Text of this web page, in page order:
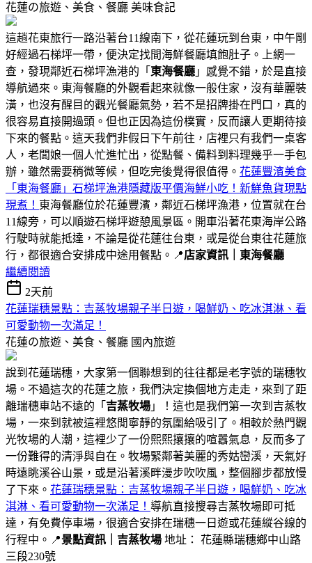
花蓮の旅遊、美食、餐廳 美味食記
這趟花東旅行一路沿著台11線南下，從花蓮玩到台東，中午剛
好經過石梯坪一帶，便決定找間海鮮餐廳填飽肚子。上網一
查，發現鄰近石梯坪漁港的「 東海餐廳 」感覺不錯，於是直接
導航過來。東海餐廳的外觀看起來就像一般住家，沒有華麗裝
潢，也沒有醒目的觀光餐廳氣勢，若不是招牌掛在門口，真的
很容易直接開過頭。但也正因為這份樸實，反而讓人更期待接
下來的餐點。這天我們非假日下午前往，店裡只有我們一桌客
人，老闆娘一個人忙進忙出，從點餐、備料到料理幾乎一手包
辦，雖然需要稍微等候，但吃完後覺得很值得。 花蓮豐濱美食
「東海餐廳」石梯坪漁港隱藏版平價海鮮小吃！新鮮魚貨現點
現煮！ 東海餐廳位於花蓮豐濱，鄰近石梯坪漁港，位置就在台
11線旁，可以順遊石梯坪遊憩風景區。開車沿著花東海岸公路
行駛時就能抵達，不論是從花蓮往台東，或是從台東往花蓮旅
行，都很適合安排成中途用餐點。📍店家資訊｜東海餐廳
繼續閱讀
2天前
花蓮瑞穗景點：吉蒸牧場親子半日遊，喝鮮奶、吃冰淇淋、看
可愛動物一次滿足！
花蓮の旅遊、美食、餐廳 國內旅遊
說到花蓮瑞穗，大家第一個聯想到的往往都是老字號的瑞穗牧
場。不過這次的花蓮之旅，我們決定換個地方走走，來到了距
離瑞穗車站不遠的「 吉蒸牧場 」！這也是我們第一次到吉蒸牧
場，一來到就被這裡悠閒寧靜的氛圍給吸引了。相較於熱門觀
光牧場的人潮，這裡少了一份熙熙攘攘的喧囂氣息，反而多了
一份難得的清淨與自在。牧場緊鄰著美麗的秀姑巒溪，天氣好
時遠眺溪谷山景，或是沿著溪畔漫步吹吹風，整個腳步都放慢
了下來。 花蓮瑞穗景點：吉蒸牧場親子半日遊，喝鮮奶、吃冰
淇淋、看可愛動物一次滿足！ 導航直接搜尋吉蒸牧場即可抵
達，有免費停車場，很適合安排在瑞穗一日遊或花蓮縱谷線的
行程中。📍景點資訊｜吉蒸牧場 地址： 花蓮縣瑞穗鄉中山路
三段230號